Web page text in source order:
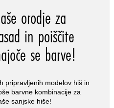
orodje za
in poiščite
se barve!
pripravljenih modelov hiš in
barvne kombinacije za
sanjske hiše!